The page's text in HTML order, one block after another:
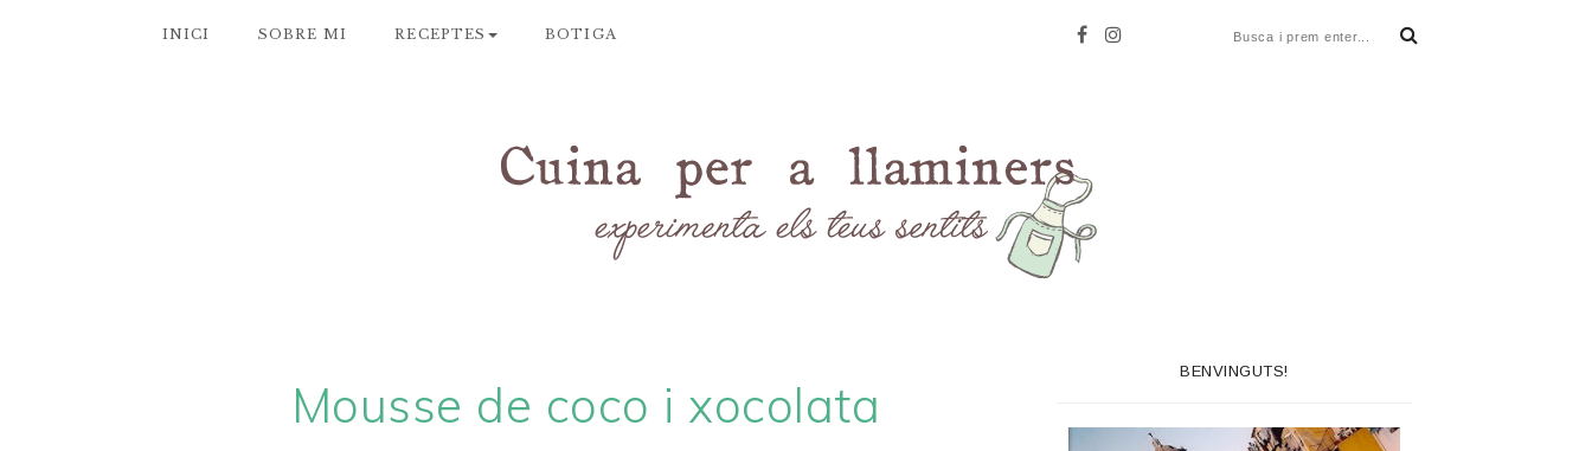
INICI SOBRE MI RECEPTES BOTIGA
Mousse de coco i xocolata
BENVINGUTS!